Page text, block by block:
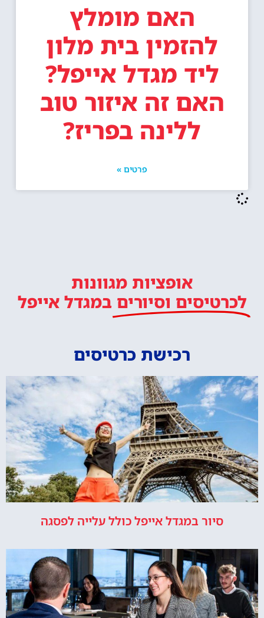
האם מומלץ
להזמין בית מלון
ליד מגדל אייפל?
האם זה איזור טוב
ללינה בפריז?
פרטים »
אופציות מגוונות
לכרטיסים וסיורים במגדל אייפל
רכישת כרטיסים
סיור במגדל אייפל כולל עלייה לפסגה